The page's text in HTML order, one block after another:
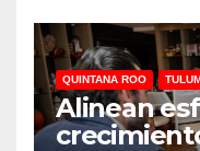
QUINTANA ROO
Alinean